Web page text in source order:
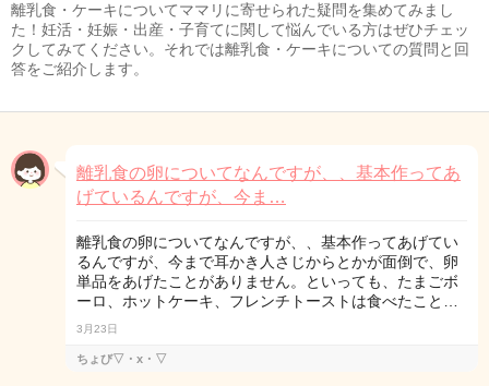
離乳食・ケーキについてママリに寄せられた疑問を集めてみまし
た！妊活・妊娠・出産・子育てに関して悩んでいる方はぜひチェッ
クしてみてください。それでは離乳食・ケーキについての質問と回
答をご紹介します。
離乳食の卵についてなんですが、、基本作ってあ
げているんですが、今ま…
離乳食の卵についてなんですが、、基本作ってあげてい
るんですが、今まで耳かき人さじからとかが面倒で、卵
単品をあげたことがありません。といっても、たまごボ
ーロ、ホットケーキ、フレンチトーストは食べたこと…
3月23日
ちょび▽・x・▽